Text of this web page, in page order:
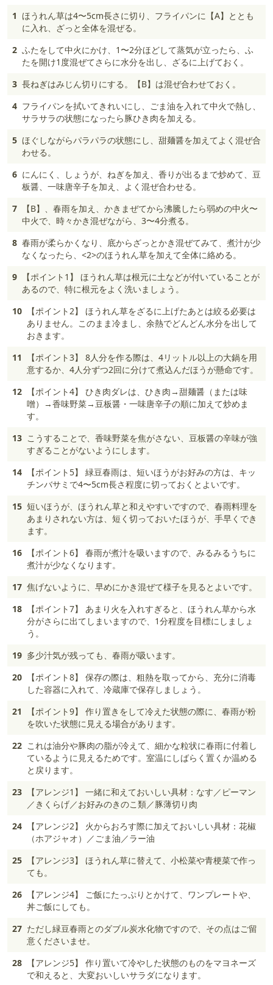
1 ほうれん草は4〜5cm長さに切り、フライパンに【A】ととも
に入れ、ざっと全体を混ぜる。
2 ふたをして中火にかけ、1〜2分ほどして蒸気が立ったら、ふ
たを開け1度混ぜてさらに水分を出し、ざるに上げておく。
3 長ねぎはみじん切りにする。【B】は混ぜ合わせておく。
4 フライパンを拭いてきれいにし、ごま油を入れて中火で熱し、
サラサラの状態になったら豚ひき肉を加える。
5 ほぐしながらパラパラの状態にし、甜麺醤を加えてよく混ぜ合
わせる。
6 にんにく、しょうが、ねぎを加え、香りが出るまで炒めて、豆
板醤、一味唐辛子を加え、よく混ぜ合わせる。
7
【B】、春雨を加え、かきまぜてから沸騰したら弱めの中火〜
中火で、時々かき混ぜながら、3〜4分煮る。
8 春雨が柔らかくなり、底からざっとかき混ぜてみて、煮汁が少
なくなったら、<2>のほうれん草を加えて全体に絡める。
9
【ポイント1】 ほうれん草は根元に土などが付いていることが
あるので、特に根元をよく洗いましょう。
10
【ポイント2】 ほうれん草をざるに上げたあとは絞る必要は
ありません。このまま冷まし、余熱でどんどん水分を出して
おきます。
11
【ポイント3】 8人分を作る際は、4リットル以上の大鍋を用
意するか、4人分ずつ2回に分けて煮込んだほうが懸命です。
12
【ポイント4】 ひき肉ダレは、ひき肉→甜麺醤（または味
噌）→香味野菜→豆板醤・一味唐辛子の順に加えて炒めま
す。
13 こうすることで、香味野菜を焦がさない、豆板醤の辛味が強
すぎることがないようにします。
14
【ポイント5】 緑豆春雨は、短いほうがお好みの方は、キッ
チンバサミで4〜5cm長さ程度に切っておくとよいです。
15 短いほうが、ほうれん草と和えやすいですので、春雨料理を
あまりされない方は、短く切っておいたほうが、手早くでき
ます。
16
【ポイント6】 春雨が煮汁を吸いますので、みるみるうちに
煮汁が少なくなります。
17 焦げないように、早めにかき混ぜて様子を見るとよいです。
18
【ポイント7】 あまり火を入れすぎると、ほうれん草から水
分がさらに出てしまいますので、1分程度を目標にしましょ
う。
19 多少汁気が残っても、春雨が吸います。
20
【ポイント8】 保存の際は、粗熱を取ってから、充分に消毒
した容器に入れて、冷蔵庫で保存しましょう。
21
【ポイント9】 作り置きをして冷えた状態の際に、春雨が粉
を吹いた状態に見える場合があります。
22 これは油分や豚肉の脂が冷えて、細かな粒状に春雨に付着し
ているように見えるためです。室温にしばらく置くか温める
と戻ります。
23
【アレンジ1】 一緒に和えておいしい具材：なす／ピーマン
／きくらげ／お好みのきのこ類／豚薄切り肉
24
【アレンジ2】 火からおろす際に加えておいしい具材：花椒
（ホアジャオ）／ごま油／ラー油
25
【アレンジ3】 ほうれん草に替えて、小松菜や青梗菜で作っ
ても。
26
【アレンジ4】 ご飯にたっぷりとかけて、ワンプレートや、
丼ご飯にしても。
27 ただし緑豆春雨とのダブル炭水化物ですので、その点はご留
意くださいませ。
28
【アレンジ5】 作り置いて冷やした状態のものをマヨネーズ
で和えると、大変おいしいサラダになります。